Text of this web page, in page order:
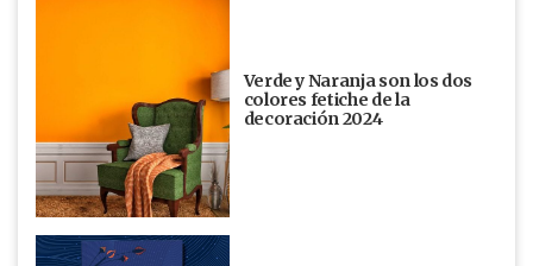
Verde y Naranja son los dos
colores fetiche de la
decoración 2024